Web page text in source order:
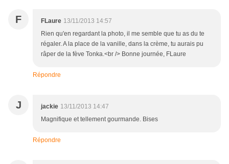
F FLaure 13/11/2013 14:57
Rien qu'en regardant la photo, il me semble que tu as du te
régaler. A la place de la vanille, dans la crème, tu aurais pu
râper de la fève Tonka.<br /> Bonne journée, FLaure
Répondre
J jackie 13/11/2013 14:47
Magnifique et tellement gourmande. Bises
Répondre